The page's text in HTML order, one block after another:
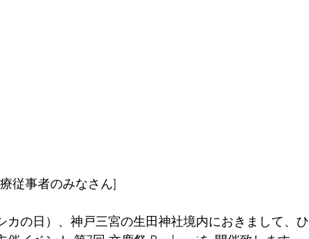
従事者のみなさん]
カの日）、神戸三宮の生田神社境内におきまして、ひ